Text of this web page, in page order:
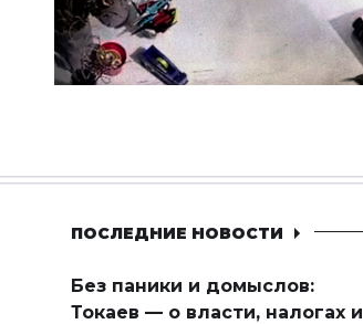
ПОСЛЕДНИЕ НОВОСТИ
Без паники и домыслов:
Токаев — о власти, налогах и